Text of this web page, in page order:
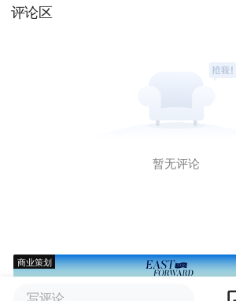
评论区
暂无评论
商业策划
写评论...